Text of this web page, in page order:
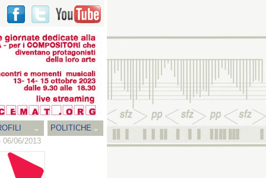
POLITICHE
06/2013